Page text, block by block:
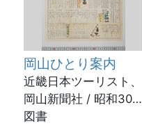
岡山ひとり案内
近畿日本ツーリスト、
岡山新聞社 / 昭和30年
代か
図書